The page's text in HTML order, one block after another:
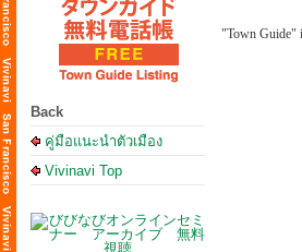
Back
คู่มือแนะนำตัวเมือง
Vivinavi Top
"Town Guide"